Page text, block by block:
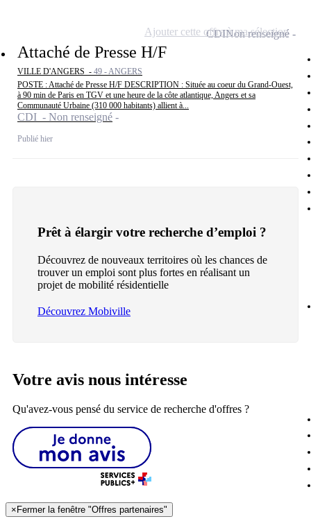
Attaché de Presse H/F
VILLE D'ANGERS - 49 - ANGERS
POSTE : Attaché de Presse H/F DESCRIPTION : Située au coeur du Grand-Ouest,
à 90 min de Paris en TGV et une heure de la côte atlantique, Angers et sa
Communauté Urbaine (310 000 habitants) allient à...
CDI - Non renseigné
Publié hier
CDINon renseigné
Ajouter cette offre à ma sélection
Prêt à élargir votre recherche d’emploi ?
Découvrez de nouveaux territoires où les chances de
trouver un emploi sont plus fortes en réalisant un
projet de mobilité résidentielle
Découvrez Mobiville
Votre avis nous intéresse
Qu'avez-vous pensé du service de recherche d'offres ?
× Fermer la fenêtre "Offres partenaires"